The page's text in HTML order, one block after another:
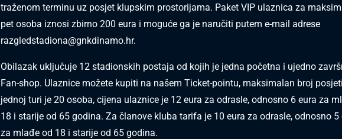
traženom terminu uz posjet klupskim prostorijama. Paket VIP ulaznica za
pet osoba iznosi zbirno 200 eura i moguće ga je naručiti putem e-mail adrese
razgledstadiona@gnkdinamo.hr.
Obilazak uključuje 12 stadionskih postaja od kojih je jedna početna i ujedno
Fan-shop. Ulaznice možete kupiti na našem Ticket-pointu, maksimalan broj
jednoj turi je 20 osoba, cijena ulaznice je 12 eura za odrasle, odnosno 6 eura za
18 i starije od 65 godina. Za članove kluba tarifa je 10 eura za odrasle, odnosno 5
za mlađe od 18 i starije od 65 godina.